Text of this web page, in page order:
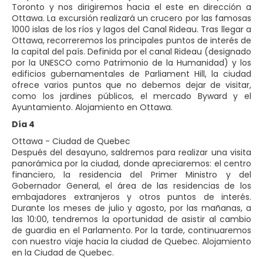
Toronto y nos dirigiremos hacia el este en dirección a
Ottawa. La excursión realizará un crucero por las famosas
1000 islas de los ríos y lagos del Canal Rideau. Tras llegar a
Ottawa, recorreremos los principales puntos de interés de
la capital del país. Definida por el canal Rideau (designado
por la UNESCO como Patrimonio de la Humanidad) y los
edificios gubernamentales de Parliament Hill, la ciudad
ofrece varios puntos que no debemos dejar de visitar,
como los jardines públicos, el mercado Byward y el
Ayuntamiento. Alojamiento en Ottawa.
Día 4
Ottawa - Ciudad de Quebec
Después del desayuno, saldremos para realizar una visita
panorámica por la ciudad, donde apreciaremos: el centro
financiero, la residencia del Primer Ministro y del
Gobernador General, el área de las residencias de los
embajadores extranjeros y otros puntos de interés.
Durante los meses de julio y agosto, por las mañanas, a
las 10:00, tendremos la oportunidad de asistir al cambio
de guardia en el Parlamento. Por la tarde, continuaremos
con nuestro viaje hacia la ciudad de Quebec. Alojamiento
en la Ciudad de Quebec.